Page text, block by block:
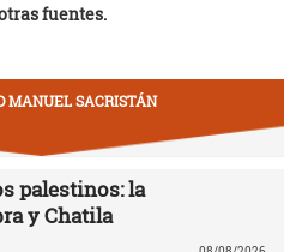
fuentes.
MANUEL SACRISTÁN
palestinos: la
y Chatila